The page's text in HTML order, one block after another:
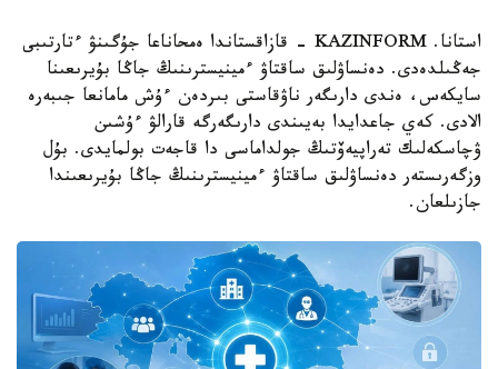
استانا. KAZINFORM - قازاقستاندا ەمحاناعا جۇگىنۋ ءتارتىبى
جەڭىلدەدى. دەنساۋلىق ساقتاۋ ءمينيسترىنىڭ جاڭا بۇيرىعىنا
سايكەس، ەندى دارىگەر ناۋقاستى بىردەن ءۇش مامانعا جىبەرە
الادى. كەي جاعدايدا بەيىندى دارىگەرگە قارالۋ ءۇشىن
ۋچاسكەلىك تەراپيەۆتىڭ جولداماسى دا قاجەت بولمايدى. بۇل
وزگەرىستەر دەنساۋلىق ساقتاۋ ءمينيسترىنىڭ جاڭا بۇيرىعىندا
جازىلعان.